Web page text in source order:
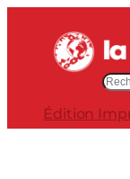
contenu
Édition